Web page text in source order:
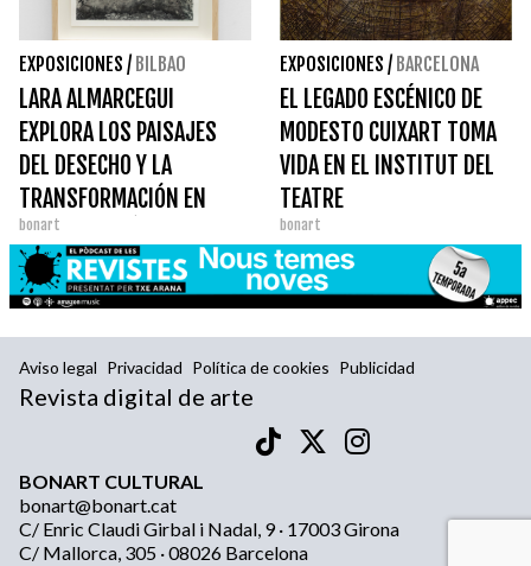
EXPOSICIONES / BILBAO
LARA ALMARCEGUI
EXPLORA LOS PAISAJES
DEL DESECHO Y LA
TRANSFORMACIÓN EN
CARRERAS MÚGICA
bonart
EXPOSICIONES / BARCELONA
EL LEGADO ESCÉNICO DE
MODESTO CUIXART TOMA
VIDA EN EL INSTITUT DEL
TEATRE
bonart
Aviso legal Privacidad Política de cookies Publicidad
Revista digital de arte
BONART CULTURAL
bonart@bonart.cat
C/ Enric Claudi Girbal i Nadal, 9 · 17003 Girona
C/ Mallorca, 305 · 08026 Barcelona